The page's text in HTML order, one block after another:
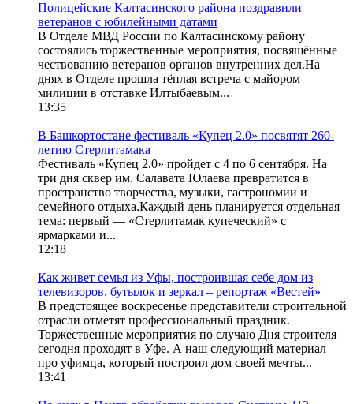
Полицейские Калтасинского района поздравили
ветеранов с юбилейными датами
В Отделе МВД России по Калтасинскому району
состоялись торжественные мероприятия, посвящённые
чествованию ветеранов органов внутренних дел.На
днях в Отделе прошла тёплая встреча с майором
милиции в отставке Илтыбаевым...
13:35
В Башкортостане фестиваль «Купец 2.0» посвятят 260-
летию Стерлитамака
Фестиваль «Купец 2.0» пройдет с 4 по 6 сентября. На
три дня сквер им. Салавата Юлаева превратится в
пространство творчества, музыки, гастрономии и
семейного отдыха.Каждый день планируется отдельная
тема: первый — «Стерлитамак купеческий» с
ярмарками и...
12:18
Как живет семья из Уфы, построившая себе дом из
телевизоров, бутылок и зеркал – репортаж «Вестей»
В предстоящее воскресенье представители строительной
отрасли отметят профессиональный праздник.
Торжественные мероприятия по случаю Дня строителя
сегодня проходят в Уфе. А наш следующий материал
про уфимца, который построил дом своей мечты...
13:41